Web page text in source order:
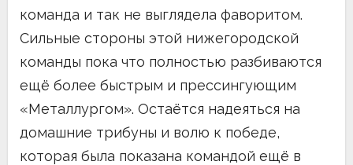
команда и так не выглядела фаворитом.
Сильные стороны этой нижегородской
команды пока что полностью разбиваются
ещё более быстрым и прессингующим
«Металлургом». Остаётся надеяться на
домашние трибуны и волю к победе,
которая была показана командой ещё в